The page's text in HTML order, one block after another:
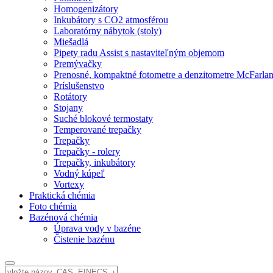
Homogenizátory
Inkubátory s CO2 atmosférou
Laboratórny nábytok (stoly)
Miešadlá
Pipety radu Assist s nastaviteľným objemom
Premývačky
Prenosné, kompaktné fotometre a denzitometre
Príslušenstvo
Rotátory
Stojany
Suché blokové termostaty
Temperované trepačky
Trepačky
Trepačky - rolery
Trepačky, inkubátory
Vodný kúpeľ
Vortexy
Praktická chémia
Foto chémia
Bazénová chémia
Úprava vody v bazéne
Čistenie bazénu